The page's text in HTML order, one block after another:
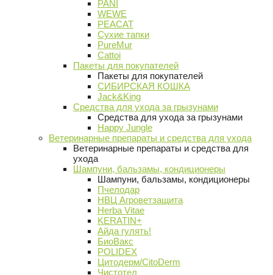
PANI
WEWE
PEACAT
Сухие тапки
PureMur
Cattoi
Пакеты для покупателей
Пакеты для покупателей
СИБИРСКАЯ КОШКА
Jack&King
Средства для ухода за грызунами
Средства для ухода за грызунами
Happy Jungle
Ветеринарные препараты и средства для ухода
Ветеринарные препараты и средства для
ухода
Шампуни, бальзамы, кондиционеры
Шампуни, бальзамы, кондиционеры
Пчелодар
НВЦ Агроветзащита
Herba Vitae
KERATIN+
Айда гулять!
БиоВакс
POLIDEX
Цитодерм/CitoDerm
Чистотел